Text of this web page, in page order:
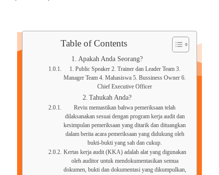
Table of Contents
Apakah Anda Seorang?
1. Public Speaker 2. Trainer dan Leader Team 3.
Manager Team 4. Mahasiswa 5. Bussiness Owner 6.
Chief Executive Officer
Tahukah Anda?
Reviu memastikan bahwa pemeriksaan telah
dilaksanakan sesuai dengan program kerja audit dan
kesimpulan pemeriksaan yang ditarik dan dituangkan
dalam berita acara pemeriksaan yang didukung oleh
bukti-bukti yang sah dan cukup.
Kertas kerja audit (KKA) adalah alat yang digunakan
oleh auditor untuk mendokumentasikan semua
dokumen, bukti dan dokumentasi yang dikumpulkan,